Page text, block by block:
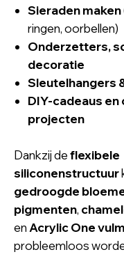
Sieraden maken
ringen, oorbellen)
Onderzetters,
decoratie
Sleutelhangers
DIY-cadeaus en
projecten
Dankzij deflexibele
siliconenstructuur
gedroogde
pigmenten,
en Acrylic One
probleemloos